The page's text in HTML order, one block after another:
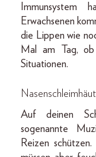
Immunsystem
Erwachsenen
die Lippen wie
Mal am Tag,
Situationen.
Auf deinen
sogenannte
Reizen